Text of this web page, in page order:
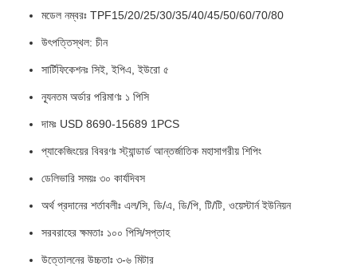
মডেল নম্বরঃ TPF15/20/25/30/35/40/45/50/60/70/80
উৎপত্তিস্থল: চীন
সার্টিফিকেশনঃ সিই, ইপিএ, ইউরো ৫
ন্যূনতম অর্ডার পরিমাণঃ ১ পিসি
দামঃ USD 8690-15689 1PCS
প্যাকেজিংয়ের বিবরণঃ স্ট্যান্ডার্ড আন্তর্জাতিক মহাসাগরীয় শিপিং
ডেলিভারি সময়ঃ ৩০ কার্যদিবস
অর্থ প্রদানের শর্তাবলীঃ এল/সি, ডি/এ, ডি/পি, টি/টি, ওয়েস্টার্ন ইউনিয়ন
সরবরাহের ক্ষমতাঃ ১০০ পিসি/সপ্তাহ
উত্তোলনের উচ্চতাঃ ৩-৬ মিটার